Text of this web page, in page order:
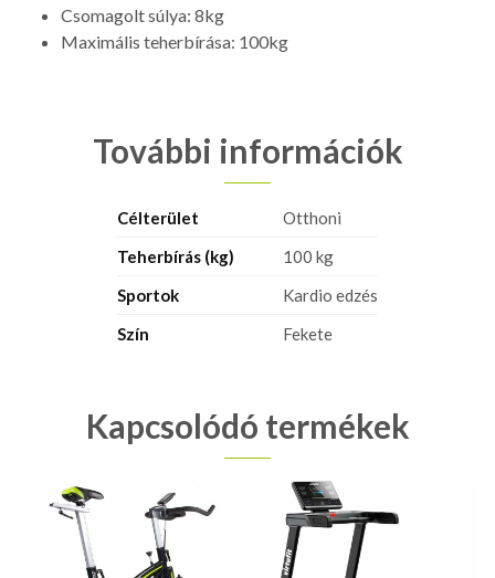
Csomagolt súlya: 8kg
Maximális teherbírása: 100kg
További információk
Célterület
Otthoni
Teherbírás (kg)
100 kg
Sportok
Kardio edzés
Szín
Fekete
Kapcsolódó termékek